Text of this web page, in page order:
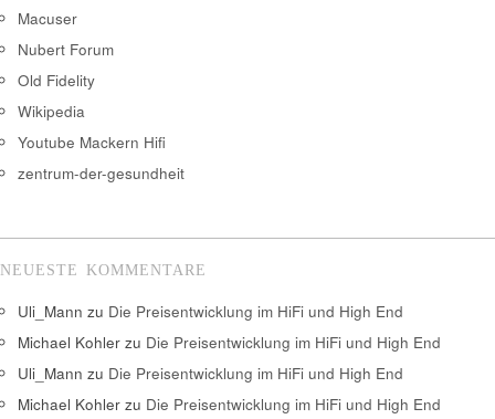
Macuser
Nubert Forum
Old Fidelity
Wikipedia
Youtube Mackern Hifi
zentrum-der-gesundheit
NEUESTE KOMMENTARE
Uli_Mann zu Die Preisentwicklung im HiFi und High End
Michael Kohler zu Die Preisentwicklung im HiFi und High End
Uli_Mann zu Die Preisentwicklung im HiFi und High End
Michael Kohler zu Die Preisentwicklung im HiFi und High End